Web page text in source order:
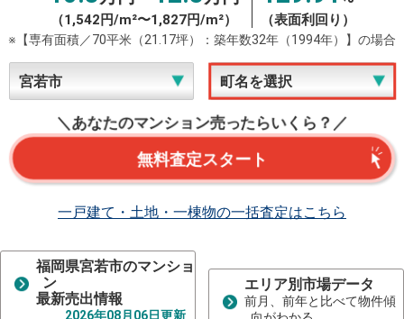
（1,542円/m²〜1,827円/m²） （表面利回り）
※【専有面積／70平米（21.17坪）：築年数32年（1994年）】の場合
＼あなたのマンション売ったらいくら？／
無料査定スタート
一戸建て・土地・一棟物の一括査定はこちら
福岡県宮若市のマンショ
ン
最新売出情報
2026年08月06日更新
エリア別市場データ
前月、前年と比べて物件傾